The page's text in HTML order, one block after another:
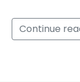
Continue